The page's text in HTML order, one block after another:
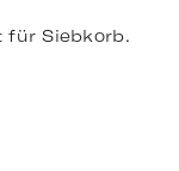
für Siebkorb.